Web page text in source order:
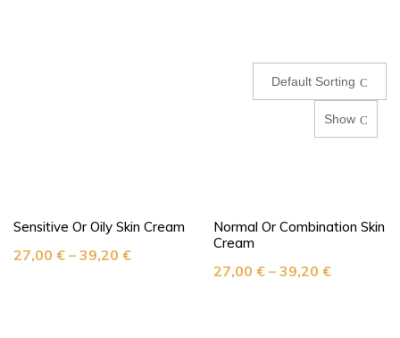
Default Sorting
Show
Sensitive Or Oily Skin Cream
27,00 € – 39,20 €
Normal Or Combination Skin
Cream
27,00 € – 39,20 €